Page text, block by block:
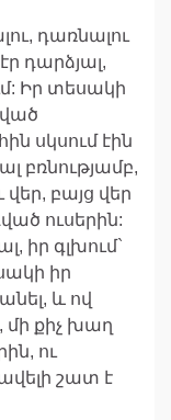
դառնալու
դարձյալ,
Իր տեսակի
սկսում էին
բռնությամբ,
բայց վեր
ուսերին:
իր գլխում`
իր
և ով
մի քիչ խաղ
ու
շատ է